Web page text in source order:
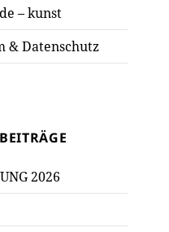
– kunst
& Datenschutz
2026